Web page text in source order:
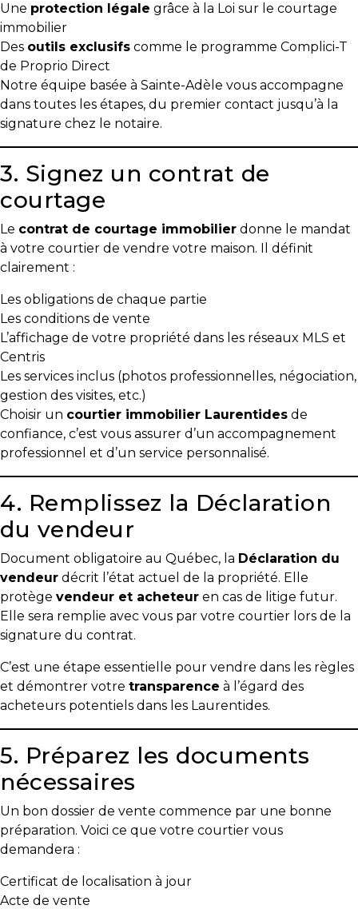
Une protection légale grâce à la Loi sur le courtage
immobilier
Des outils exclusifs comme le programme Complici-T
de Proprio Direct
Notre équipe basée à Sainte-Adèle vous accompagne
dans toutes les étapes, du premier contact jusqu’à la
signature chez le notaire.
3. Signez un contrat de
courtage
Le contrat de courtage immobilier donne le mandat
à votre courtier de vendre votre maison. Il définit
clairement :
Les obligations de chaque partie
Les conditions de vente
L’affichage de votre propriété dans les réseaux MLS et
Centris
Les services inclus (photos professionnelles, négociation,
gestion des visites, etc.)
Choisir un courtier immobilier Laurentides de
confiance, c’est vous assurer d’un accompagnement
professionnel et d’un service personnalisé.
4. Remplissez la Déclaration
du vendeur
Document obligatoire au Québec, la Déclaration du
vendeur décrit l’état actuel de la propriété. Elle
protège vendeur et acheteur en cas de litige futur.
Elle sera remplie avec vous par votre courtier lors de la
signature du contrat.
C’est une étape essentielle pour vendre dans les règles
et démontrer votre transparence à l’égard des
acheteurs potentiels dans les Laurentides.
5. Préparez les documents
nécessaires
Un bon dossier de vente commence par une bonne
préparation. Voici ce que votre courtier vous
demandera :
Certificat de localisation à jour
Acte de vente